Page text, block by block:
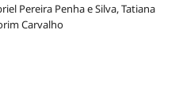
Pereira Penha e Silva, Tatiana
Carvalho